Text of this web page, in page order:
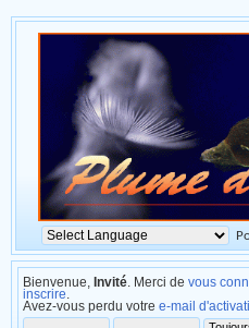
Bienvenue, Invité . Merci de vous
inscrire
Avez-vous perdu votre e-mail